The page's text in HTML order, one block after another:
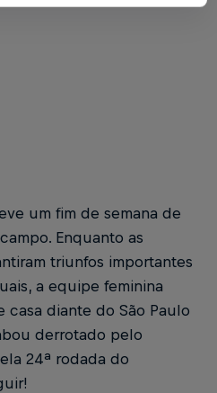
um fim de semana de
Enquanto as
triunfos importantes
a equipe feminina
casa diante do São Paulo
derrotado pelo
24ª rodada do